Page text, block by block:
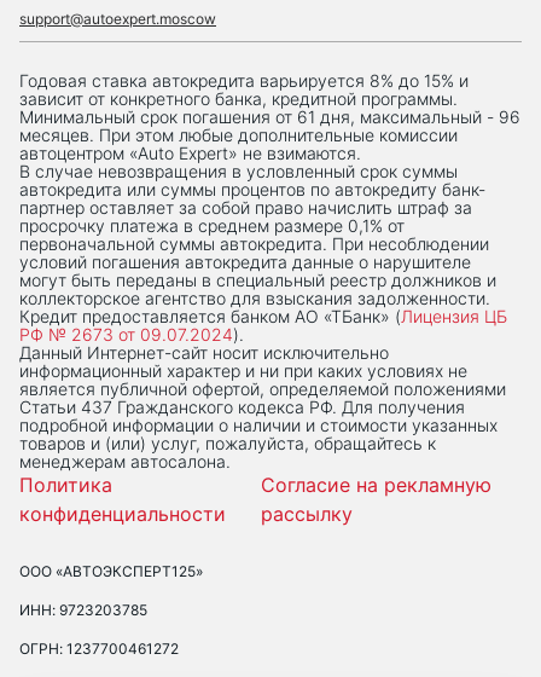
support@autoexpert.moscow
Годовая ставка автокредита варьируется 8% до 15% и
зависит от конкретного банка, кредитной программы.
Минимальный срок погашения от 61 дня, максимальный - 96
месяцев. При этом любые дополнительные комиссии
автоцентром «Auto Expert» не взимаются.
В случае невозвращения в условленный срок суммы
автокредита или суммы процентов по автокредиту банк-
партнер оставляет за собой право начислить штраф за
просрочку платежа в среднем размере 0,1% от
первоначальной суммы автокредита. При несоблюдении
условий погашения автокредита данные о нарушителе
могут быть переданы в специальный реестр должников и
коллекторское агентство для взыскания задолженности.
Кредит предоставляется банком АО «ТБанк» (Лицензия ЦБ
РФ № 2673 от 09.07.2024).
Данный Интернет-сaйт носит исключительно
информационный характер и ни при каких условиях не
является публичной офертой, определяемой положениями
Статьи 437 Гражданского кодекса РФ. Для получения
подробной информации о наличии и стоимости указанных
товаров и (или) услуг, пожалуйста, обращайтесь к
менеджерам автосалона.
Политика
конфиденциальности
Согласие на рекламную
рассылку
ООО «АВТОЭКСПЕРТ125»
ИНН: 9723203785
ОГРН: 1237700461272